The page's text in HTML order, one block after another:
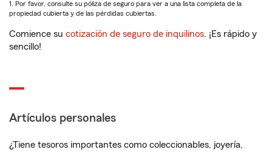
1. Por favor, consulte su póliza de seguro para ver a una lista completa de la
propiedad cubierta y de las pérdidas cubiertas.
Comience su cotización de seguro de inquilinos. ¡Es rápido y
sencillo!
Artículos personales
¿Tiene tesoros importantes como coleccionables, joyería,